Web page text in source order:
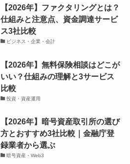
【2026年】ファクタリングとは？
仕組みと注意点、資金調達サービ
ス3社比較
ビジネス・企業・会計
【2026年】無料保険相談はどこが
いい？仕組みの理解と3サービス
比較
投資・資産運用
【2026年】暗号資産取引所の選び
方とおすすめ3社比較｜金融庁登
録業者から選ぶ
暗号資産・Web3